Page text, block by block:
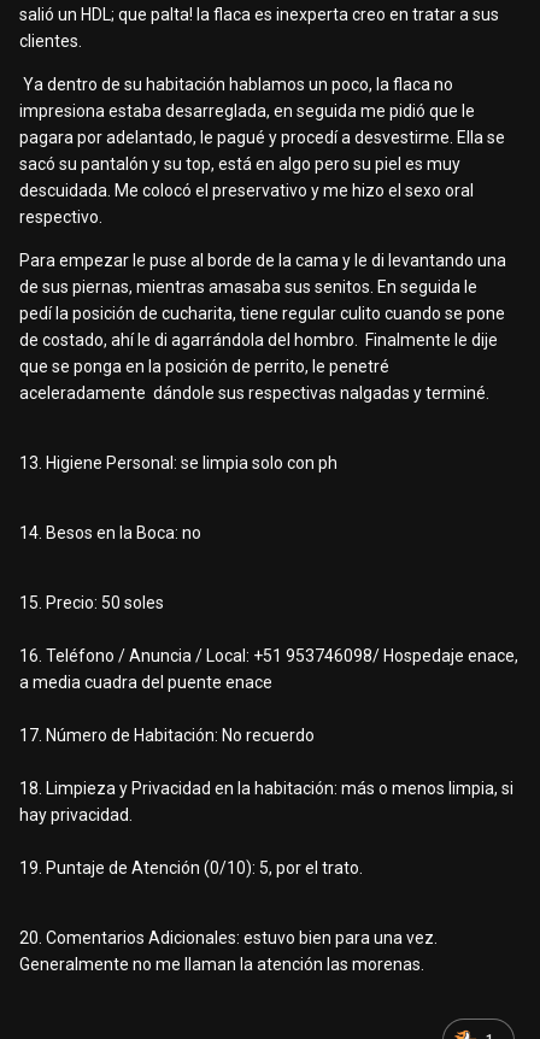
salió un HDL; que palta! la flaca es inexperta creo en tratar a sus
clientes.
Ya dentro de su habitación hablamos un poco, la flaca no
impresiona estaba desarreglada, en seguida me pidió que le
pagara por adelantado, le pagué y procedí a desvestirme. Ella se
sacó su pantalón y su top, está en algo pero su piel es muy
descuidada. Me colocó el preservativo y me hizo el sexo oral
respectivo.
Para empezar le puse al borde de la cama y le di levantando una
de sus piernas, mientras amasaba sus senitos. En seguida le
pedí la posición de cucharita, tiene regular culito cuando se pone
de costado, ahí le di agarrándola del hombro. Finalmente le dije
que se ponga en la posición de perrito, le penetré
aceleradamente dándole sus respectivas nalgadas y terminé.
13. Higiene Personal: se limpia solo con ph
14. Besos en la Boca: no
15. Precio: 50 soles
16. Teléfono / Anuncia / Local: +51 953746098/ Hospedaje enace,
a media cuadra del puente enace
17. Número de Habitación: No recuerdo
18. Limpieza y Privacidad en la habitación: más o menos limpia, si
hay privacidad.
19. Puntaje de Atención (0/10): 5, por el trato.
20. Comentarios Adicionales: estuvo bien para una vez.
Generalmente no me llaman la atención las morenas.